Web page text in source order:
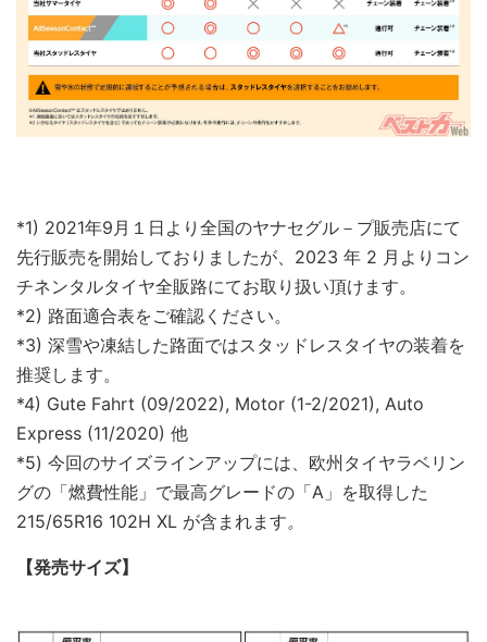
*1) 2021年9月１日より全国のヤナセグル－プ販売店にて
先行販売を開始しておりましたが、2023 年 2 月よりコン
チネンタルタイヤ全販路にてお取り扱い頂けます。
*2) 路面適合表をご確認ください。
*3) 深雪や凍結した路面ではスタッドレスタイヤの装着を
推奨します。
*4) Gute Fahrt (09/2022), Motor (1-2/2021), Auto
Express (11/2020) 他
*5) 今回のサイズラインアップには、欧州タイヤラベリン
グの「燃費性能」で最高グレードの「A」を取得した
215/65R16 102H XL が含まれます。
【発売サイズ】